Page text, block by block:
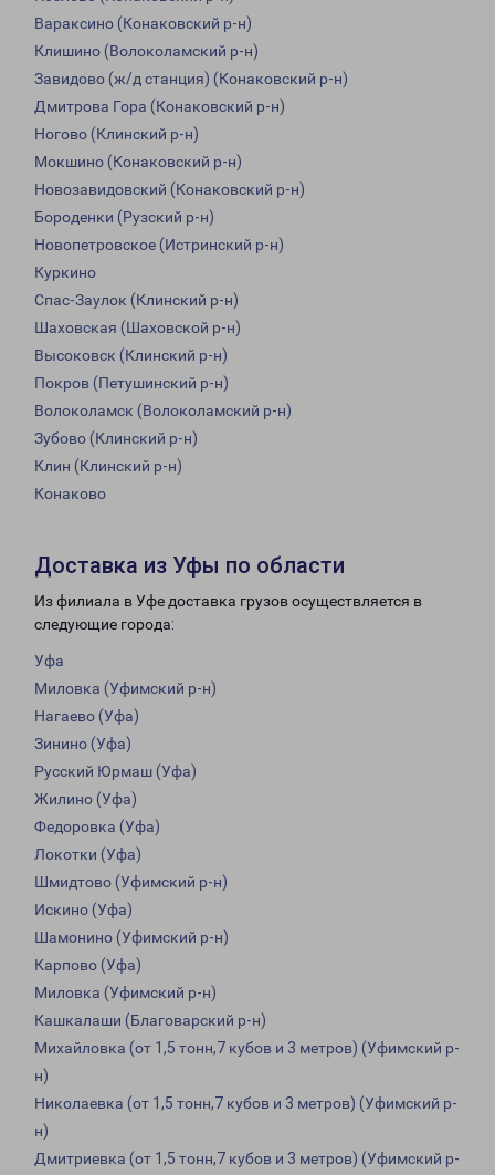
Вараксино (Конаковский р-н)
Клишино (Волоколамский р-н)
Завидово (ж/д станция) (Конаковский р-н)
Дмитрова Гора (Конаковский р-н)
Ногово (Клинский р-н)
Мокшино (Конаковский р-н)
Новозавидовский (Конаковский р-н)
Бороденки (Рузский р-н)
Новопетровское (Истринский р-н)
Куркино
Спас-Заулок (Клинский р-н)
Шаховская (Шаховской р-н)
Высоковск (Клинский р-н)
Покров (Петушинский р-н)
Волоколамск (Волоколамский р-н)
Зубово (Клинский р-н)
Клин (Клинский р-н)
Конаково
Доставка из Уфы по области
Из филиала в Уфе доставка грузов осуществляется в
следующие города:
Уфа
Миловка (Уфимский р-н)
Нагаево (Уфа)
Зинино (Уфа)
Русский Юрмаш (Уфа)
Жилино (Уфа)
Федоровка (Уфа)
Локотки (Уфа)
Шмидтово (Уфимский р-н)
Искино (Уфа)
Шамонино (Уфимский р-н)
Карпово (Уфа)
Миловка (Уфимский р-н)
Кашкалаши (Благоварский р-н)
Михайловка (от 1,5 тонн,7 кубов и 3 метров) (Уфимский р-
н)
Николаевка (от 1,5 тонн,7 кубов и 3 метров) (Уфимский р-
н)
Дмитриевка (от 1,5 тонн,7 кубов и 3 метров) (Уфимский р-